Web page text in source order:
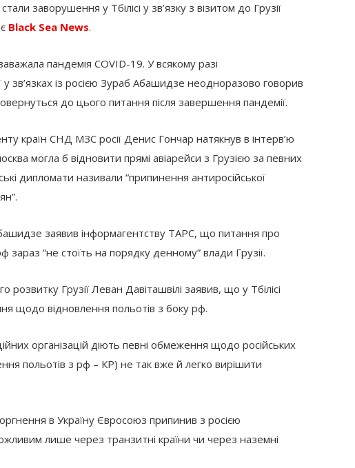
заворушення у Тбілісі у зв’язку з візитом до Грузії
Black Sea News.
пандемія COVID-19. У всякому разі
у зв’язках із росією Зураб Абашидзе неодноразово говорив
до цього питання після завершення пандемії.
країн СНД МЗС росії Денис Гончар натякнув в інтерв’ю
могла б відновити прямі авіарейси з Грузією за певних
дипломати називали “припинення антиросійської
заявив інформагентству ТАРС, що питання про
зараз “не стоїть на порядку денному” влади Грузії.
розвитку Грузії Леван Давіташвілі заявив, що у Тбілісі
щодо відновлення польотів з боку рф.
організацій діють певні обмеження щодо російських
польотів з рф – КР) не так вже й легко вирішити
в Україну Євросоюз припинив з росією
лише через транзитні країни чи через наземні